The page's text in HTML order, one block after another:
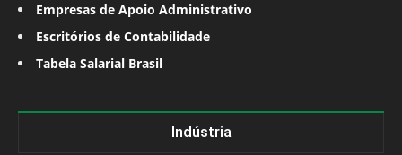
Empresas de Apoio Administrativo
Escritórios de Contabilidade
Tabela Salarial Brasil
Indústria